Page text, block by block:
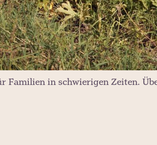
Familien in schwierigen Zeiten.